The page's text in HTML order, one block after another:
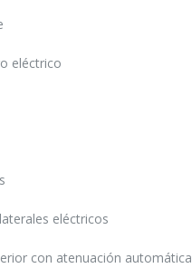
eléctrico
eléctricos
con atenuación automática